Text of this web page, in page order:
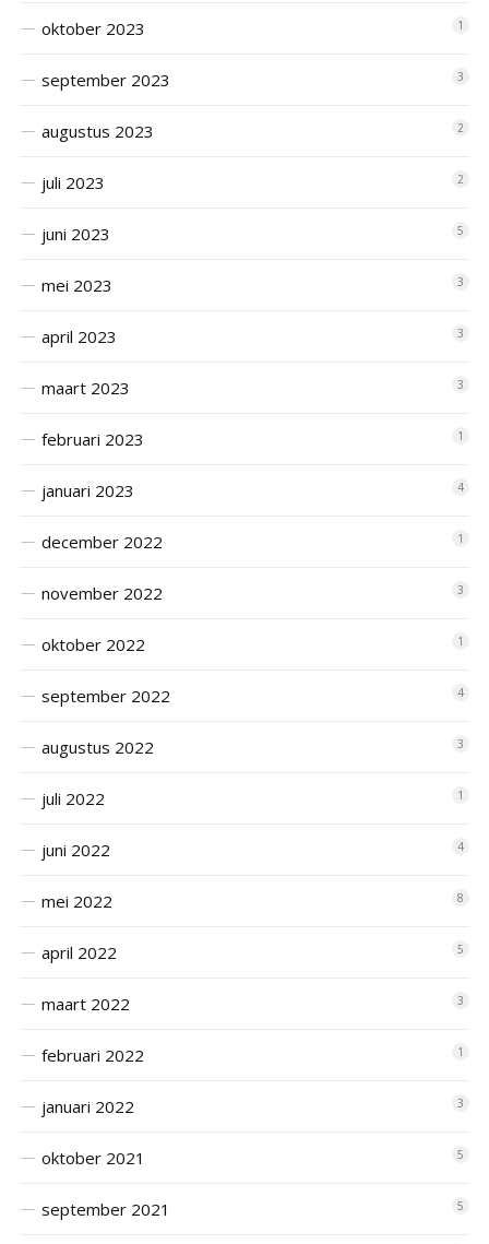
oktober 2023 1
september 2023 3
augustus 2023 2
juli 2023 2
juni 2023 5
mei 2023 3
april 2023 3
maart 2023 3
februari 2023 1
januari 2023 4
december 2022 1
november 2022 3
oktober 2022 1
september 2022 4
augustus 2022 3
juli 2022 1
juni 2022 4
mei 2022 8
april 2022 5
maart 2022 3
februari 2022 1
januari 2022 3
oktober 2021 5
september 2021 5